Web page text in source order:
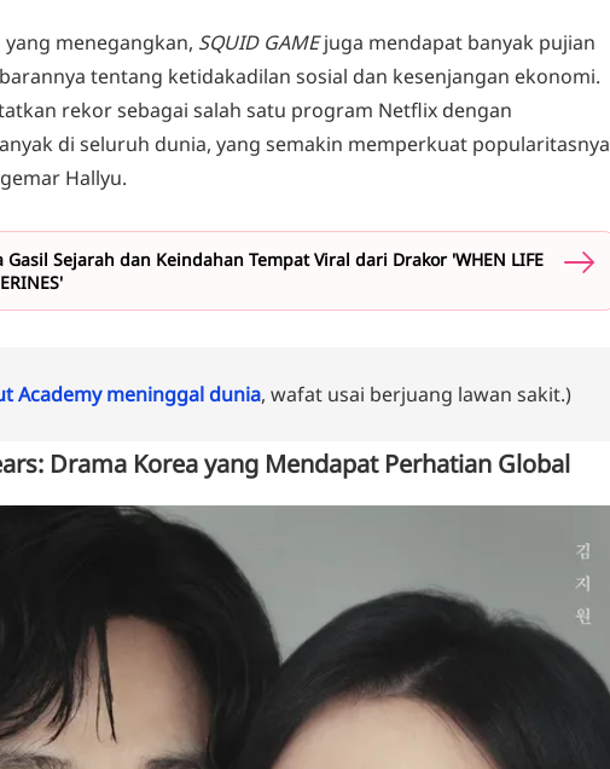
menegangkan, SQUID GAMEjuga mendapat banyak pujian
tentang ketidakadilan sosial dan kesenjangan ekonomi.
rekor sebagai salah satu program Netflix dengan
di seluruh dunia, yang semakin memperkuat popularitasnya
Hallyu.
Sejarah dan Keindahan Tempat Viral dari Drakor 'WHEN LIFE
Academy meninggal dunia, wafat usai berjuang lawan sakit.)
Drama Korea yang Mendapat Perhatian Global